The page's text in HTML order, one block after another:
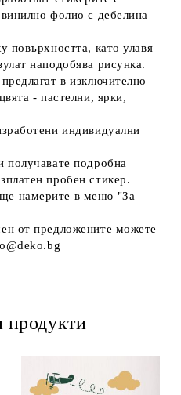
фолио с дебелина
повърхността, като улавя
наподобява рисунка.
в изключително
- пастелни, ярки,
индивидуални
получавате подробна
пробен стикер.
намерите в меню "За
от предложените можете
продукти